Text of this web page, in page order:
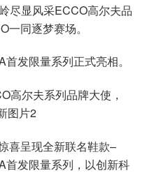
尽显风采ECCO高尔夫品
同逐梦赛场。
发限量系列正式亮相。
喜呈现全新联名鞋款–
首发限量系列，以创新科